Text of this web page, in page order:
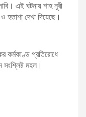
এই ঘটনায় শাহ নূরী
দেখা দিয়েছে।
কর্মকাণ্ড প্রতিরোধে
সংশ্লিষ্ট মহল।